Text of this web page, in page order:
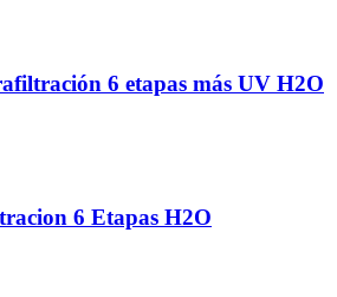
6 etapas más UV H2O
6 Etapas H2O